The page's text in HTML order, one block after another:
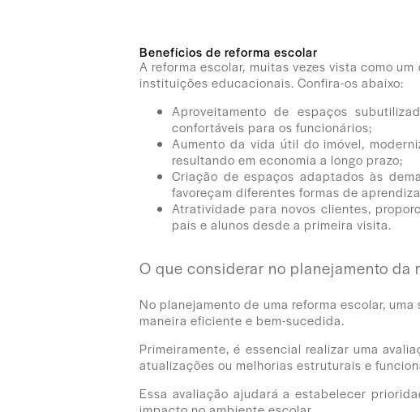
Benefícios de reforma escolar
A reforma escolar, muitas vezes vista como
instituições educacionais. Confira-os abaixo:
Aproveitamento de espaços
confortáveis para os funcionários;
Aumento da vida útil do imóvel,
resultando em economia a longo prazo;
Criação de espaços adaptados às
favoreçam diferentes formas de
Atratividade para novos clientes,
pais e alunos desde a primeira visita.
O que considerar no planejamento da
No planejamento de uma reforma escolar,
maneira eficiente e bem-sucedida.
Primeiramente, é essencial realizar uma
atualizações ou melhorias estruturais e
Essa avaliação ajudará a estabelecer